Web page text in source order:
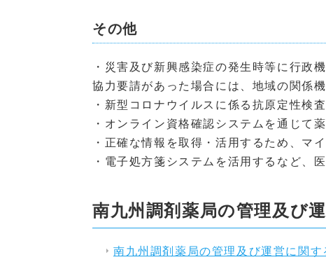
その他
・災害及び新興感染症の発生時等に行政
協力要請があった場合には、地域の関係
・新型コロナウイルスに係る抗原定性検
・オンライン資格確認システムを通じて
・正確な情報を取得・活用するため、マ
・電子処方箋システムを活用するなど、
南九州調剤薬局の管理及び
南九州調剤薬局の管理及び運営に関す